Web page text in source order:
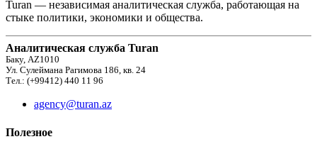
Turan — независимая аналитическая служба, работающая на
стыке политики, экономики и общества.
Аналитическая служба Turan
Баку, AZ1010
Ул. Сулеймана Рагимова 186, кв. 24
Тел.: (+99412) 440 11 96
agency@turan.az
Полезное